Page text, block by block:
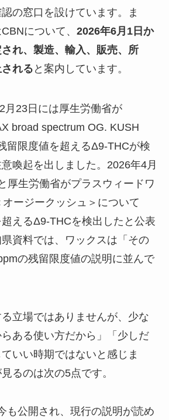
の窓口を設けています。ま
について、 2026年6月1日か
れ、製造、輸入、販売、所
れる と案内しています。
月23日には厚生労働省が
broad spectrum OG. KUSH
留限度値を超えるΔ9-THCが検
喚起を出しました。2026年4月
厚生労働省がプラスウィードワ
ージークッシュ＞について
えるΔ9-THCを検出したと公表
資料では、ワックスは「その
の残留限度値の説明に並んで
立場ではありませんが、少な
ある使い方だから」「少しだ
いい時期ではないと感じま
るのは次の5点です。
も公開され、現行の説明が読め